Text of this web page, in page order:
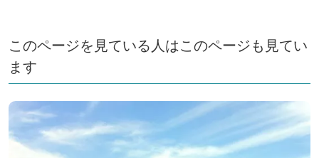
このページを見ている人はこのページも見てい
ます